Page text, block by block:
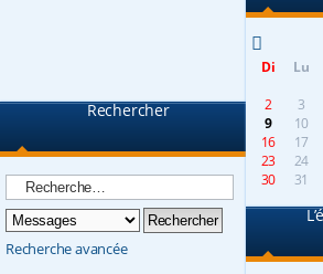
Rechercher
Recherche avancée
Di
Lu
2
3
9
10
16
17
23
24
30
31